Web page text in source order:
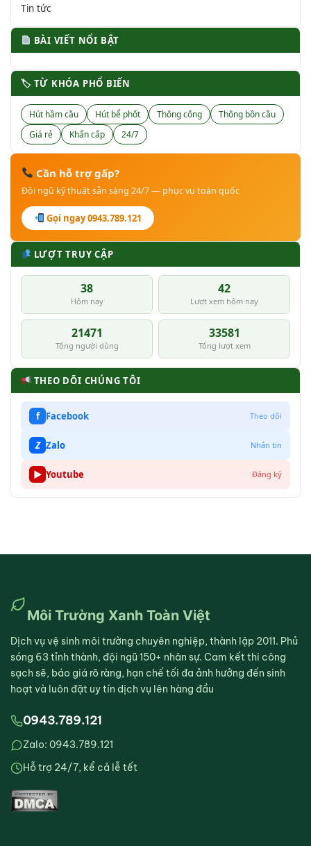
Tin tức
BÀI VIẾT NỔI BẬT
🏷 TỪ KHÓA PHỔ BIẾN
Hút hầm cầu Hút bể phốt Thông cống
Thông bồn cầu
Giá rẻ
Khẩn cấp 24/7
Cần hỗ trợ gấp?
Đội ngũ kỹ thuật sẵn sàng 24/7 — phục vụ toàn quốc
Gọi ngay 0943.789.121
LƯỢT TRUY CẬP
38
Hôm nay
42
Lượt xem hôm nay
21471
Tổng người dùng
33581
Tổng lượt xem
THEO DÕI CHÚNG TÔI
f Facebook Theo dõi
Z Zalo Nhắn tin
▶ Youtube Đăng ký
Môi Trường Xanh Toàn Việt
Dịch vụ vệ sinh môi trường chuyên nghiệp, thành lập 2011. Phủ
sóng 63 tỉnh thành, đội ngũ 150+ nhân sự. Cam kết thi công
sạch sẽ, báo giá rõ ràng, hạn chế tối đa ảnh hưởng đến sinh
hoạt và luôn đặt uy tín dịch vụ lên hàng đầu
0943.789.121
Zalo: 0943.789.121
Hỗ trợ 24/7, kể cả lễ tết